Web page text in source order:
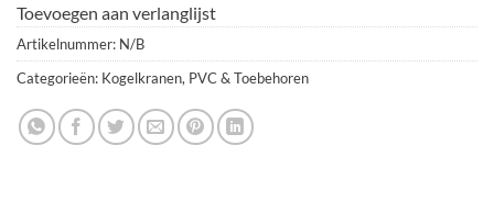
Toevoegen aan verlanglijst
Artikelnummer: N/B
Categorieën: Kogelkranen, PVC & Toebehoren